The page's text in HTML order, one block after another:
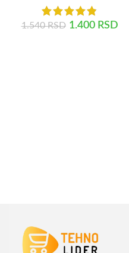
1.540RSD 1.400 RSD